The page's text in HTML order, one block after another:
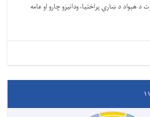
د هېواد د ښاري پراختیا، ودانیزو چارو او عامه